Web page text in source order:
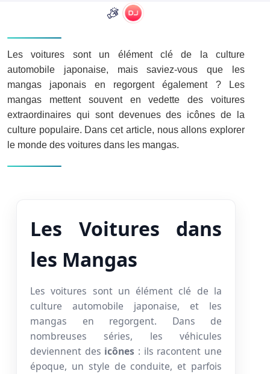
Les voitures sont un élément clé de la culture
automobile japonaise, mais saviez-vous que les
mangas japonais en regorgent également ? Les
mangas mettent souvent en vedette des voitures
extraordinaires qui sont devenues des icônes de la
culture populaire. Dans cet article, nous allons explorer
le monde des voitures dans les mangas.
Les Voitures dans
les Mangas
Les voitures sont un élément clé de la
culture automobile japonaise, et les
mangas en regorgent. Dans de
nombreuses séries, les véhicules
deviennent des icônes : ils racontent une
époque, un style de conduite, et parfois